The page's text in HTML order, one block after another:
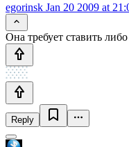
egorinsk Jan 20 2009 at
Она требует ставить
Reply